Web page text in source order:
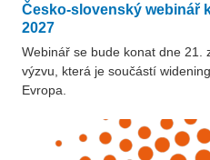
Česko-slovenský webinář
2027
Webinář se bude konat dne
výzvu, která je součástí
Evropa.